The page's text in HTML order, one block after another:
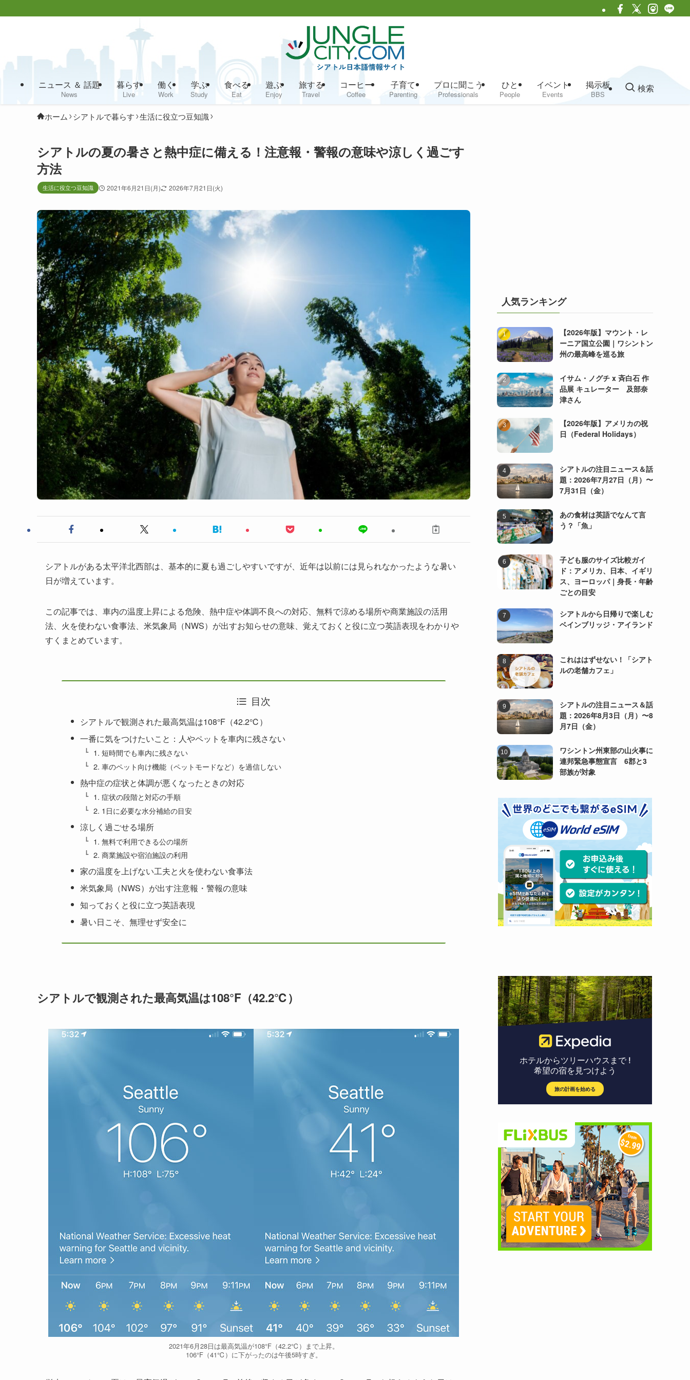
ニュース ＆ 話題
News
暮らす
Live
働く
Work
学ぶ
Study
食べる
Eat
遊ぶ
Enjoy
旅する
Travel
コーヒー
Coffee
子育て
Parenting
プロに聞こう
Professionals
ひと
People
イベント
Events
掲示板
BBS
検索
ホーム シアトルで暮らす 生活に役立つ豆知識
シアトルの夏の暑さと熱中症に備える！注意報・警報の意味や涼しく過ごす
方法
生活に役立つ豆知識 2021年6月21日(月) 2026年7月21日(火)
シアトルがある太平洋北西部は、基本的に夏も過ごしやすいですが、近年は以前には見られなかったような暑い
日が増えています。
この記事では、車内の温度上昇による危険、熱中症や体調不良への対応、無料で涼める場所や商業施設の活用
法、火を使わない食事法、米気象局（NWS）が出すお知らせの意味、覚えておくと役に立つ英語表現をわかりや
すくまとめています。
目次
シアトルで観測された最高気温は108°F（42.2℃）
一番に気をつけたいこと：人やペットを車内に残さない
1. 短時間でも車内に残さない
2. 車のペット向け機能（ペットモードなど）を過信しない
熱中症の症状と体調が悪くなったときの対応
1. 症状の段階と対応の手順
2. 1日に必要な水分補給の目安
涼しく過ごせる場所
1. 無料で利用できる公の場所
2. 商業施設や宿泊施設の利用
家の温度を上げない工夫と火を使わない食事法
米気象局（NWS）が出す注意報・警報の意味
知っておくと役に立つ英語表現
暑い日こそ、無理せず安全に
シアトルで観測された最高気温は108°F（42.2℃）
2021年6月28日は最高気温が108°F（42.2℃）まで上昇。
106°F（41℃）に下がったのは午後5時すぎ。
人気ランキング
【2026年版】マウント・レ
ーニア国立公園｜ワシントン
州の最高峰を巡る旅
イサム・ノグチ x 斉白石 作
品展 キュレーター 及部奈
津さん
【2026年版】アメリカの祝
日（Federal Holidays）
シアトルの注目ニュース＆話
題：2026年7月27日（月）〜
7月31日（金）
あの食材は英語でなんて言
う？「魚」
子ども服のサイズ比較ガイ
ド：アメリカ、日本、イギリ
ス、ヨーロッパ｜身長・年齢
ごとの目安
シアトルから日帰りで楽しむ
ベインブリッジ・アイランド
これははずせない！「シアト
ルの老舗カフェ」
シアトルの注目ニュース＆話
題：2026年8月3日（月）〜8
月7日（金）
ワシントン州東部の山火事に
連邦緊急事態宣言 6郡と3
部族が対象